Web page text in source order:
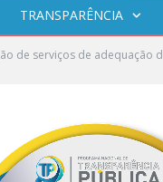
TRANSPARÊNCIA
de serviços de adequação